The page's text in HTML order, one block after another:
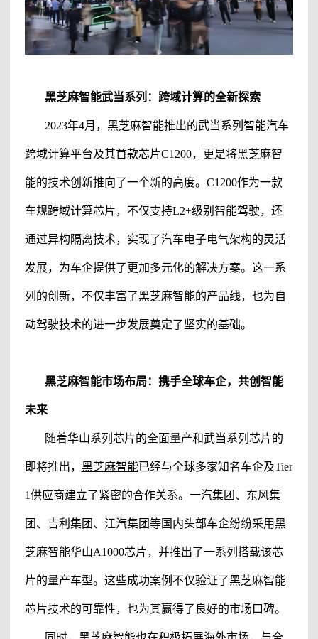
黑芝麻智能武当系列 ：跨域计算的全新探索
2023年4月， 黑芝麻智能推出的武当系列智能汽车
跨域计算平台及其首款芯片C1200，更是将黑芝麻智
能的技术创新推向了一个新的高度。 C1200作为一款
车规跨域计算芯片，不仅支持L2+级别智能驾驶，还
通过异构隔离技术，实现了汽车电子电气架构的灵活
发展，为车企提供了更加多元化的解决方案。这一系
列的创新，不仅丰富了黑芝麻智能的产品线，也为自
动驾驶技术的进一步发展奠定了坚实的基础。
黑芝麻智能市场布局：携手全球车企，共创智能
未来
随着华山系列芯片的全面量产和武当系列芯片的
即将推出， 黑芝麻智能已经与全球多家知名车企及Tier
1供应商建立了紧密的合作关系。一汽集团、东风集
团、吉利集团、江汽集团等国内头部车企纷纷采用黑
芝麻智能华山A1000芯片，并推出了一系列搭载该芯
片的量产车型。这些成功案例不仅验证了黑芝麻智能
芯片技术的可靠性，也为其赢得了良好的市场口碑。